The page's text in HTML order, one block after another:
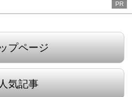
PR
プページ
人気記事